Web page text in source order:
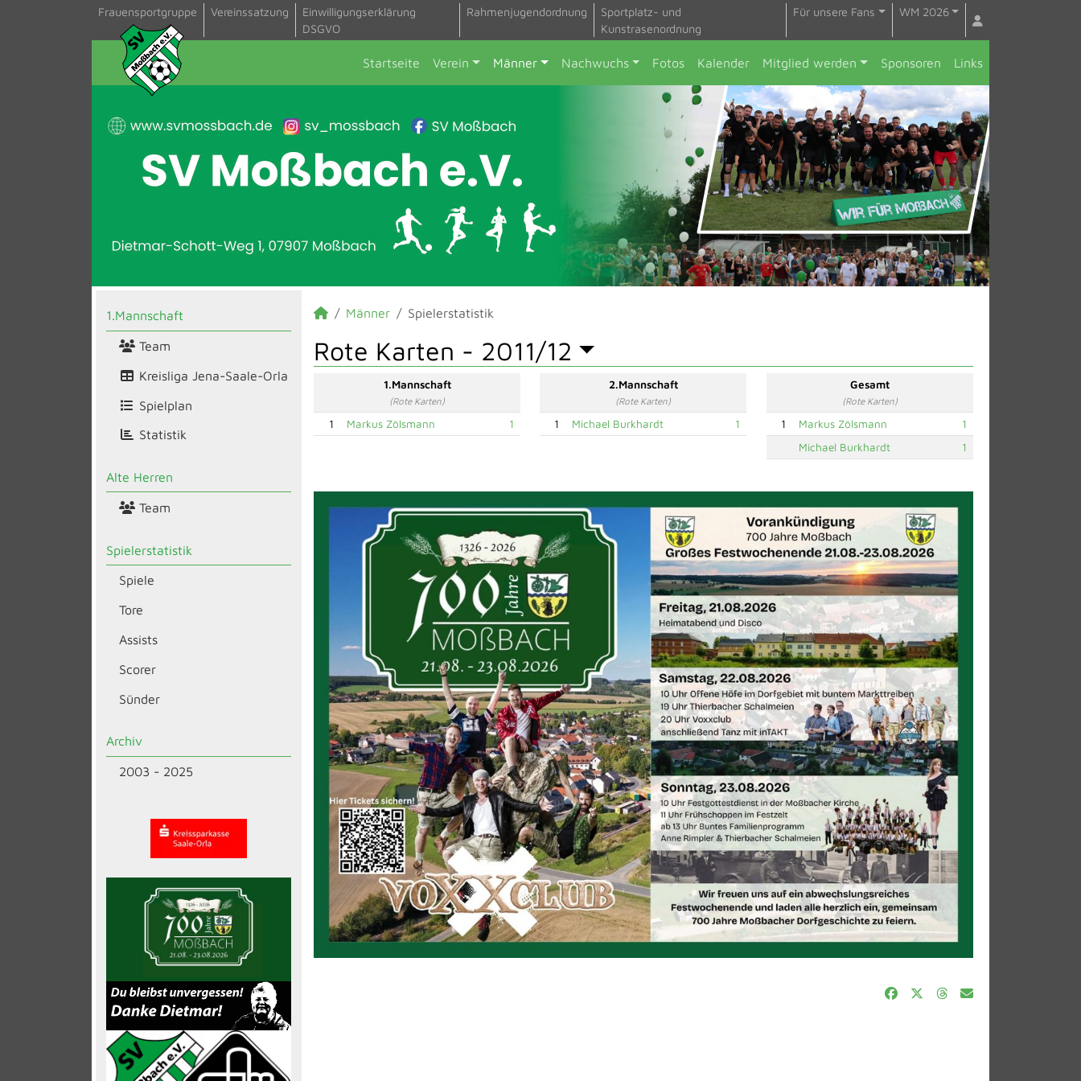
Frauensportgruppe Vereinssatzung
Einwilligungserklärung
DSGVO
Rahmenjugendordnung
Sportplatz- und
Kunstrasenordnung
Für unsere Fans WM 2026
Startseite Verein Männer Nachwuchs Fotos Kalender Mitglied werden Sponsoren Links
1.Mannschaft
Team
Kreisliga Jena-Saale-Orla
Spielplan
Statistik
Alte Herren
Team
Spielerstatistik
Spiele
Tore
Assists
Scorer
Sünder
Archiv
2003 - 2025
Männer Spielerstatistik
Rote Karten - 2011/12
1.Mannschaft
(Rote Karten)
1 Markus Zölsmann 1
2.Mannschaft
(Rote Karten)
1 Michael Burkhardt 1
Gesamt
(Rote Karten)
1 Markus Zölsmann
1
Michael Burkhardt
1